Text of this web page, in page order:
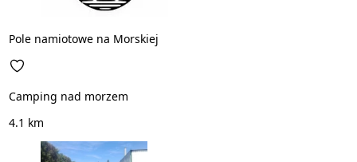
Pole namiotowe na Morskiej
Camping nad morzem
4.1 km